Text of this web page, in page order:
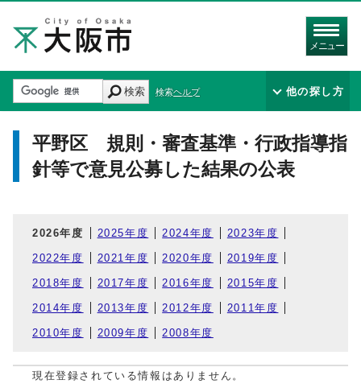
メニュー
検索 検索ヘルプ 他の探し方
平野区 規則・審査基準・行政指導指
針等で意見公募した結果の公表
2026年度 2025年度 2024年度 2023年度
2022年度 2021年度 2020年度 2019年度
2018年度 2017年度 2016年度 2015年度
2014年度 2013年度 2012年度 2011年度
2010年度 2009年度 2008年度
現在登録されている情報はありません。